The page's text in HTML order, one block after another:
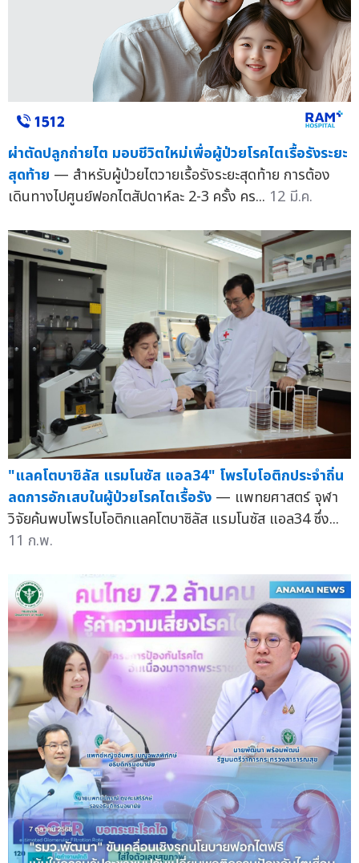
ผ่าตัดปลูกถ่ายไต มอบชีวิตใหม่เพื่อผู้ป่วยโรคไตเรื้อรังระยะ
สุดท้าย — สำหรับผู้ป่วยไตวายเรื้อรังระยะสุดท้าย การต้อง
เดินทางไปศูนย์ฟอกไตสัปดาห์ละ 2-3 ครั้ง คร... 12 มี.ค.
"แลคโตบาซิลัส แรมโนซัส แอล34" โพรไบโอติกประจำถิ่น
ลดการอักเสบในผู้ป่วยโรคไตเรื้อรัง — แพทยศาสตร์ จุฬา
วิจัยค้นพบโพรไบโอติกแลคโตบาซิลัส แรมโนซัส แอล34 ซึ่ง...
11 ก.พ.